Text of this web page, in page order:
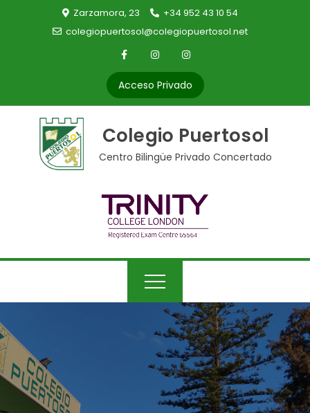
Zarzamora, 23
+34 952 43 10 54
colegiopuertosol@colegiopuertosol.net
Acceso Privado
Colegio Puertosol
Centro Bilingüe Privado Concertado